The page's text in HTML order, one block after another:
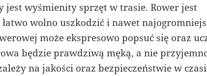
jest wyśmienity sprzęt w trasie. Rower jest
wolno uszkodzić i nawet
może ekspresowo popsuć się oraz
będzie prawdziwą męką, a nie
na jakości oraz bezpieczeństwie w